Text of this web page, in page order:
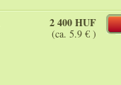
2 400 HUF
(ca. 5.9 € )